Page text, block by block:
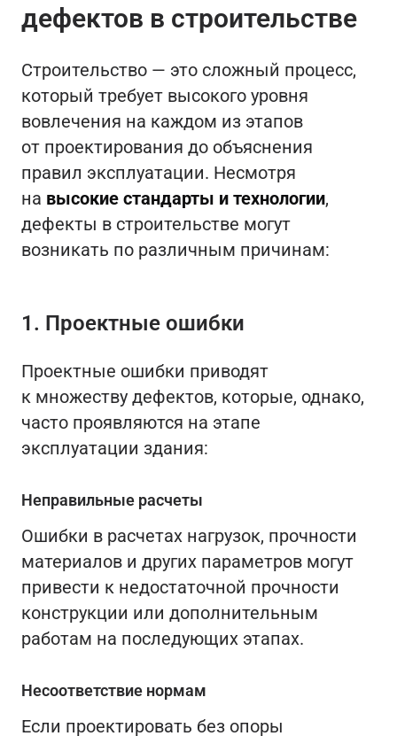
дефектов в строительстве
Строительство — это сложный процесс,
который требует высокого уровня
вовлечения на каждом из этапов
от проектирования до объяснения
правил эксплуатации. Несмотря
на высокие стандарты и технологии,
дефекты в строительстве могут
возникать по различным причинам:
1. Проектные ошибки
Проектные ошибки приводят
к множеству дефектов, которые, однако,
часто проявляются на этапе
эксплуатации здания:
Неправильные расчеты
Ошибки в расчетах нагрузок, прочности
материалов и других параметров могут
привести к недостаточной прочности
конструкции или дополнительным
работам на последующих этапах.
Несоответствие нормам
Если проектировать без опоры